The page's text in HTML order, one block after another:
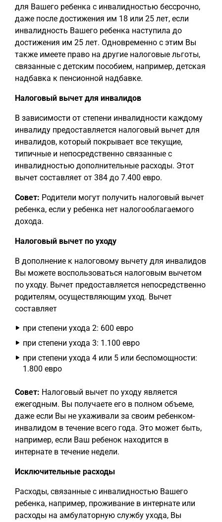
для Вашего ребенка с инвалидностью бессрочно,
даже после достижения им 18 или 25 лет, если
инвалидность Вашего ребенка наступила до
достижения им 25 лет. Одновременно с этим Вы
также имеете право на другие налоговые льготы,
связанные с детским пособием, например, детская
надбавка к пенсионной надбавке.
Налоговый вычет для инвалидов
В зависимости от степени инвалидности каждому
инвалиду предоставляется налоговый вычет для
инвалидов, который покрывает все текущие,
типичные и непосредственно связанные с
инвалидностью дополнительные расходы. Этот
вычет составляет от 384 до 7.400 евро.
Совет: Родители могут получить налоговый вычет
ребенка, если у ребенка нет налогооблагаемого
дохода.
Налоговый вычет по уходу
В дополнение к налоговому вычету для инвалидов
Вы можете воспользоваться налоговым вычетом
по уходу. Вычет предоставляется непосредственно
родителям, осуществляющим уход. Вычет
составляет
при степени ухода 2: 600 евро
при степени ухода 3: 1.100 евро
при степени ухода 4 или 5 или беспомощности:
1.800 евро
Совет: Налоговый вычет по уходу является
ежегодным. Вы получаете его в полном объеме,
даже если Вы не ухаживали за своим ребенком-
инвалидом в течение всего года. Это может быть,
например, если Ваш ребенок находится в
интернате в течение недели.
Исключительные расходы
Расходы, связанные с инвалидностью Вашего
ребенка, например, проживание в интернате или
расходы на амбулаторную службу ухода, Вы